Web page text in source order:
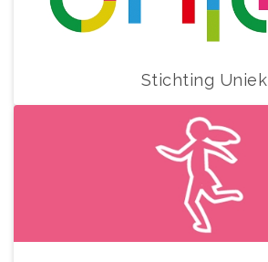
Stichting Uniek